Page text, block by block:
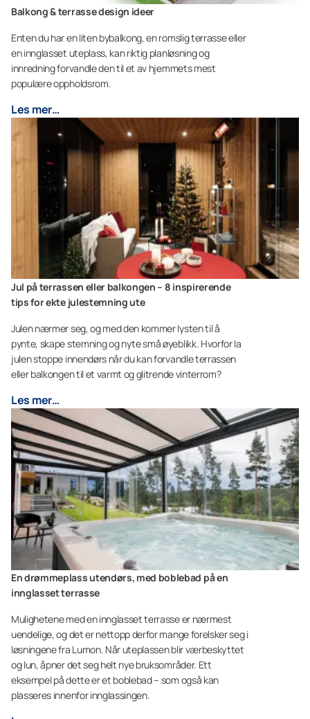
Balkong & terrasse design ideer
Enten du har en liten bybalkong, en romslig terrasse eller
en innglasset uteplass, kan riktig planløsning og
innredning forvandle den til et av hjemmets mest
populære oppholdsrom.
Les mer…
Jul på terrassen eller balkongen – 8 inspirerende
tips for ekte julestemning ute
Julen nærmer seg, og med den kommer lysten til å
pynte, skape stemning og nyte små øyeblikk. Hvorfor la
julen stoppe innendørs når du kan forvandle terrassen
eller balkongen til et varmt og glitrende vinterrom?
Les mer…
En drømmeplass utendørs, med boblebad på en
innglasset terrasse
Mulighetene med en innglasset terrasse er nærmest
uendelige, og det er nettopp derfor mange forelsker seg i
løsningene fra Lumon. Når uteplassen blir værbeskyttet
og lun, åpner det seg helt nye bruksområder. Ett
eksempel på dette er et boblebad – som også kan
plasseres innenfor innglassingen.